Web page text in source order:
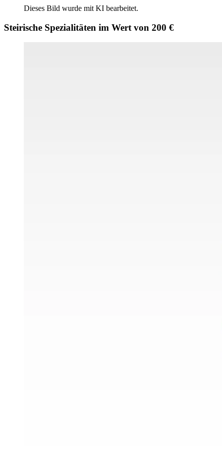
Dieses Bild wurde mit KI bearbeitet.
Steirische Spezialitäten im Wert von 200 €